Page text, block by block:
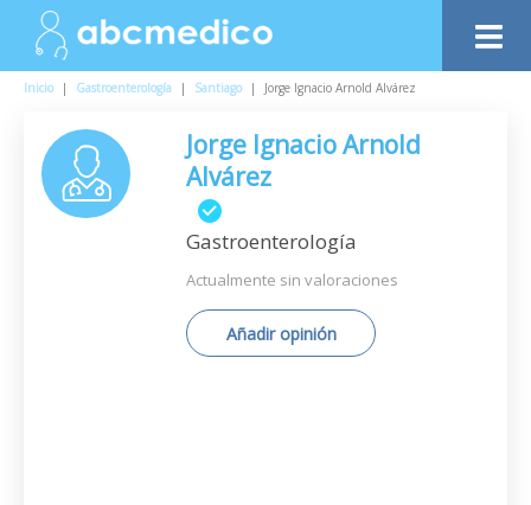
Inicio | Gastroenterología | Santiago | Jorge Ignacio Arnold Alvárez
Jorge Ignacio Arnold
Alvárez
Gastroenterología
Actualmente sin valoraciones
Añadir opinión